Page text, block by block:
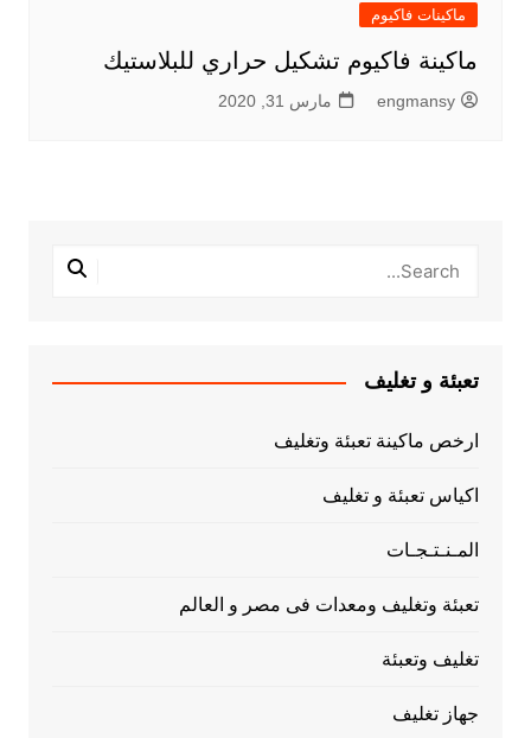
ماكينات فاكيوم
ماكينة فاكيوم تشكيل حراري للبلاستيك
engmansy مارس 31, 2020
تعبئة و تغليف
ارخص ماكينة تعبئة وتغليف
اكياس تعبئة و تغليف
المـنـتـجـات
تعبئة وتغليف ومعدات فى مصر و العالم
تغليف وتعبئة
جهاز تغليف